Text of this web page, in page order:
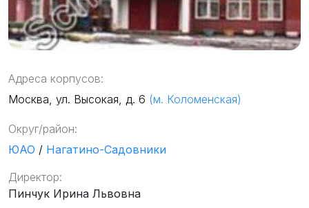
Адреса корпусов:
Москва, ул. Высокая, д. 6 (м. Коломенская)
Округ/район:
ЮАО / Нагатино-Садовники
Директор:
Пинчук Ирина Львовна